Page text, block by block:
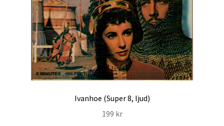
Ivanhoe (Super 8, ljud)
199 kr